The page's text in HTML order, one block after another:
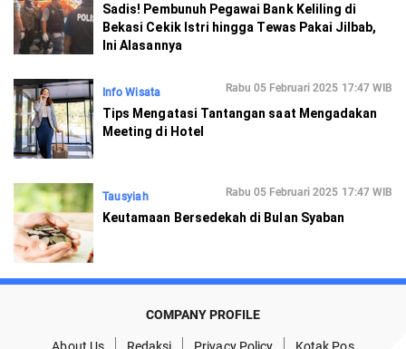
Sadis! Pembunuh Pegawai Bank Keliling di
Bekasi Cekik Istri hingga Tewas Pakai Jilbab,
Ini Alasannya
Info Wisata Rabu 05 Februari 2025 17:47 WIB
Tips Mengatasi Tantangan saat Mengadakan
Meeting di Hotel
Tausyiah Rabu 05 Februari 2025 17:47 WIB
Keutamaan Bersedekah di Bulan Syaban
COMPANY PROFILE
About Us Redaksi Privacy Policy
Kotak Pos